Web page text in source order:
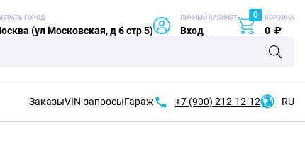
ГОРОД
(ул Московская, д 6 стр 5)
ЛИЧНЫЙ КАБИНЕТ
Вход
0 КОРЗИНА
0 ₽
ЗаказыVIN-запросыГараж +7 (900) 212-12-12 RU